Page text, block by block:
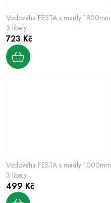
Vodováha FESTA s madly 1800mm
3 libely
723 Kč
Vodováha FESTA s madly 1000mm
3 libely
499 Kč